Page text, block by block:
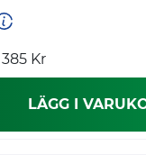
385 Kr
LÄGG I